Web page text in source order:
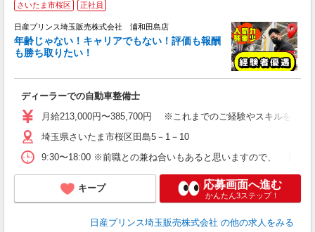
さいたま市桜区 正社員
日産プリンス埼玉販売株式会社 浦和田島店
年齢じゃない！キャリアでもない！評価も報酬
も勝ち取りたい！
ディーラーでの自動車整備士
月給213,000円〜385,700円 ※これまでのご経験やスキルを考慮
埼玉県さいたま市桜区田島5－1－10
9:30〜18:00 ※前職との兼ね合いもあると思いますので、 勤務
キープ 応募画面へ進む
かんたん3ステップ！
日産プリンス埼玉販売株式会社 の他の求人をみる